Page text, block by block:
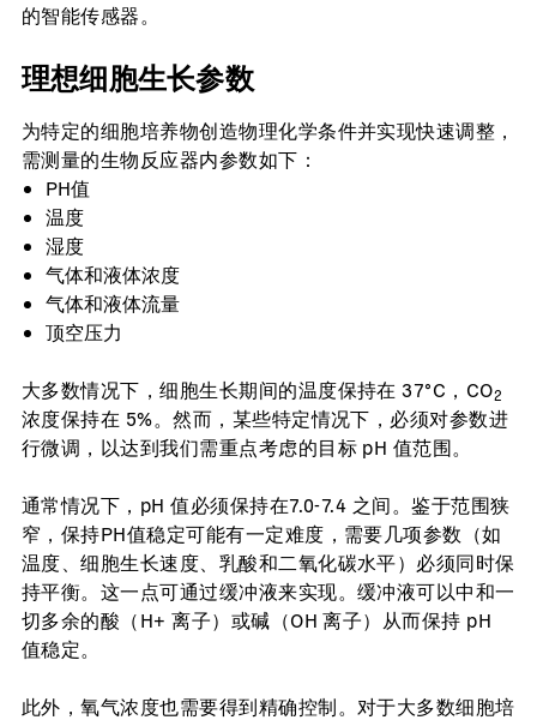
的智能传感器。
理想细胞生长参数
为特定的细胞培养物创造物理化学条件并实现快速调整，
需测量的生物反应器内参数如下：
PH值
温度
湿度
气体和液体浓度
气体和液体流量
顶空压力
大多数情况下，细胞生长期间的温度保持在 37°C，CO2
浓度保持在 5%。然而，某些特定情况下，必须对参数进
行微调，以达到我们需重点考虑的目标 pH 值范围。
通常情况下，pH 值必须保持在7.0-7.4 之间。鉴于范围狭
窄，保持PH值稳定可能有一定难度，需要几项参数（如
温度、细胞生长速度、乳酸和二氧化碳水平）必须同时保
持平衡。这一点可通过缓冲液来实现。缓冲液可以中和一
切多余的酸（H+ 离子）或碱（OH 离子）从而保持 pH
值稳定。
此外，氧气浓度也需要得到精确控制。对于大多数细胞培